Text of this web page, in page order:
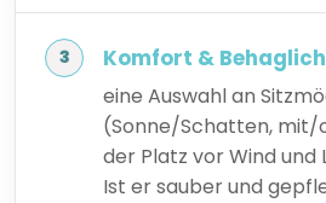
Komfort &
eine Auswahl an
(Sonne/Schatten, mit/
der Platz vor Wind und
Ist er sauber und